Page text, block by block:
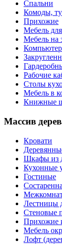
Спальни
Комоды,
Прихожие
Мебель
Мебель на
Рабочие
Столы
Мебель в
Книжные
Массив
Кровати
Шкафы из
Кухонные
Гостиные
Лестницы
Стеновые
Прихожие
Мебель
Лофт